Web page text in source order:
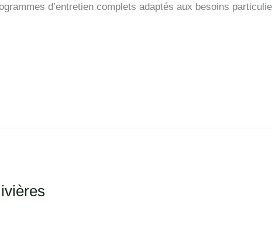
d’entretien complets adaptés aux besoins